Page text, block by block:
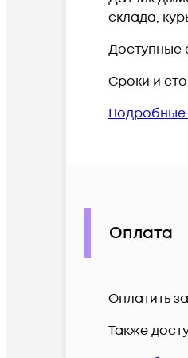
склада,
Доступные
Сроки и
Подробные
Оплата
Оплатить
Также